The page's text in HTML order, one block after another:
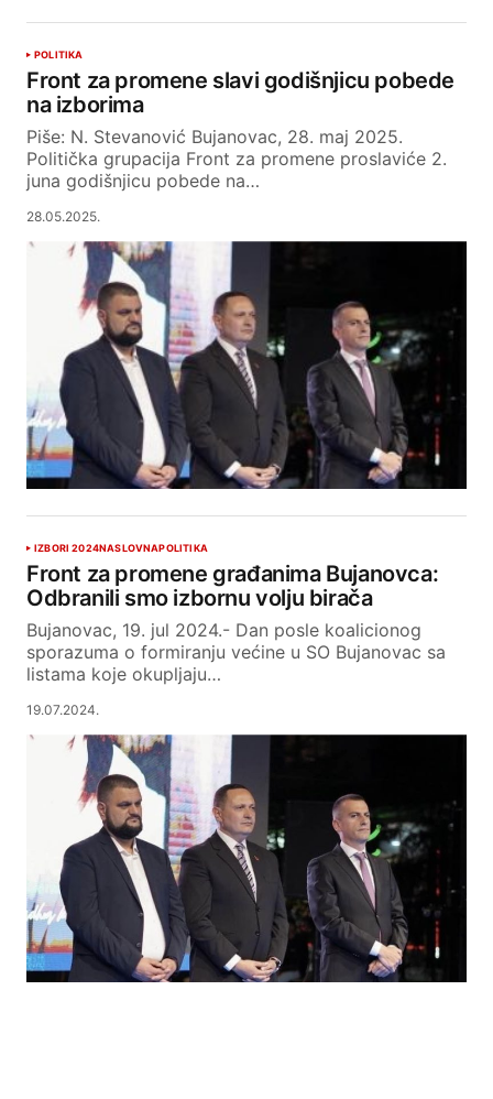
POLITIKA
Front za promene slavi godišnjicu pobede
na izborima
Piše: N. Stevanović Bujanovac, 28. maj 2025.
Politička grupacija Front za promene proslaviće 2.
juna godišnjicu pobede na…
28.05.2025.
IZBORI 2024NASLOVNAPOLITIKA
Front za promene građanima Bujanovca:
Odbranili smo izbornu volju birača
Bujanovac, 19. jul 2024.- Dan posle koalicionog
sporazuma o formiranju većine u SO Bujanovac sa
listama koje okupljaju…
19.07.2024.